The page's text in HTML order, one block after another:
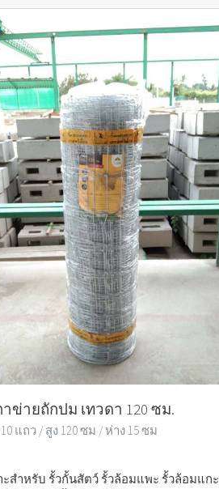
ข่ายถักปม เทวดา 120 ซม.
แถว / สูง 120 ซม / ห่าง 15 ซม
ะสำหรับ รั้วกั้นสัตว์ รั้วล้อมแพะ รั้วล้อมแกะ